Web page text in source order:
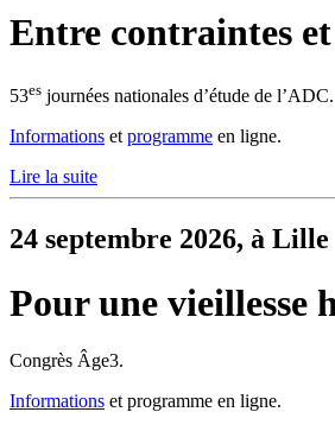
Entre contraintes
53es journées nationales d’étude de l’ADC.
Informations et programme en ligne.
Lire la suite
24 septembre 2026, à Lille
Pour une vieillesse
Congrès Âge3.
Informations et programme en ligne.